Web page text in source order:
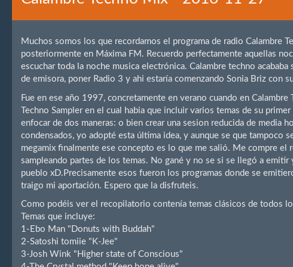
Muchos somos los que recordamos el programa de radio Calambre
posteriormente en Máxima FM. Recuerdo perfectamente aquellas
escuchar toda la noche musica electrónica. Calambre techno
de emisora, poner Radio 3 y ahi estaría comenzando Sonia Briz con
Fue en ese año 1997, concretamente en verano cuando en
Techno Sampler en el cual habia que incluir varios temas de su
enfocar de dos maneras: o bien crear una sesion reducida de media
condensados, yo adopté esta última idea, y aunque se que tampoco
megamix finalmente ese concepto es lo que me salió. Me compre el
sampleando partes de los temas. No gané y no se si se llegó a
pueblo xD.Precisamente esos fueron los programas donde se
traigo mi aportación. Espero que la disfruteis.
Como podéis ver el recopilatorio contenía temas clásicos de todos
Temas que incluye:
1-Ebo Man "Donuts with Buddah"
2-Satoshi tomiie "K-Jee"
3-Josh Wink "Higher state of Conscious"